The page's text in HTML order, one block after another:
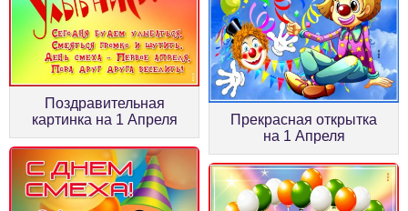
Поздравительная
картинка на 1 Апреля
Прекрасная открытка
на 1 Апреля